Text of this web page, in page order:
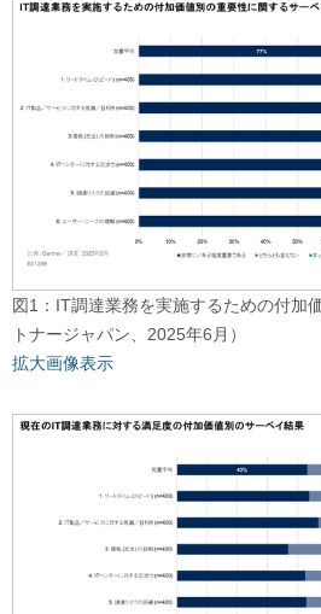
図1：IT調達業務を実施するための付加
トナージャパン、2025年6月）
拡大画像表示